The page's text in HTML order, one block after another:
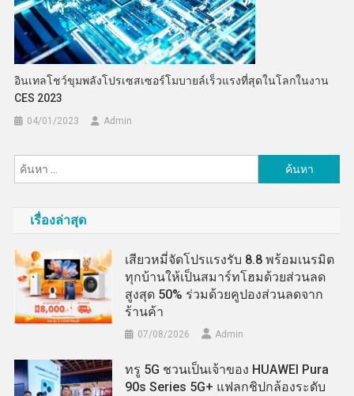
อินเทลโชว์ขุมพลังโปรเซสเซอร์โมบายล์เร็วแรงที่สุดในโลกในงาน
CES 2023
04/01/2023 Admin
สำหรับ:
เรื่องล่าสุด
เสียวหมี่จัดโปรแรงรับ 8.8 พร้อมเนรมิต
ทุกบ้านให้เป็นสมาร์ทโฮมด้วยส่วนลด
สูงสุด 50% ร่วมด้วยคูปองส่วนลดจาก
ร้านค้า
07/08/2026 Admin
ทรู 5G ชวนเป็นเจ้าของ HUAWEI Pura
90s Series 5G+ แฟลกชิปกล้องระดับ